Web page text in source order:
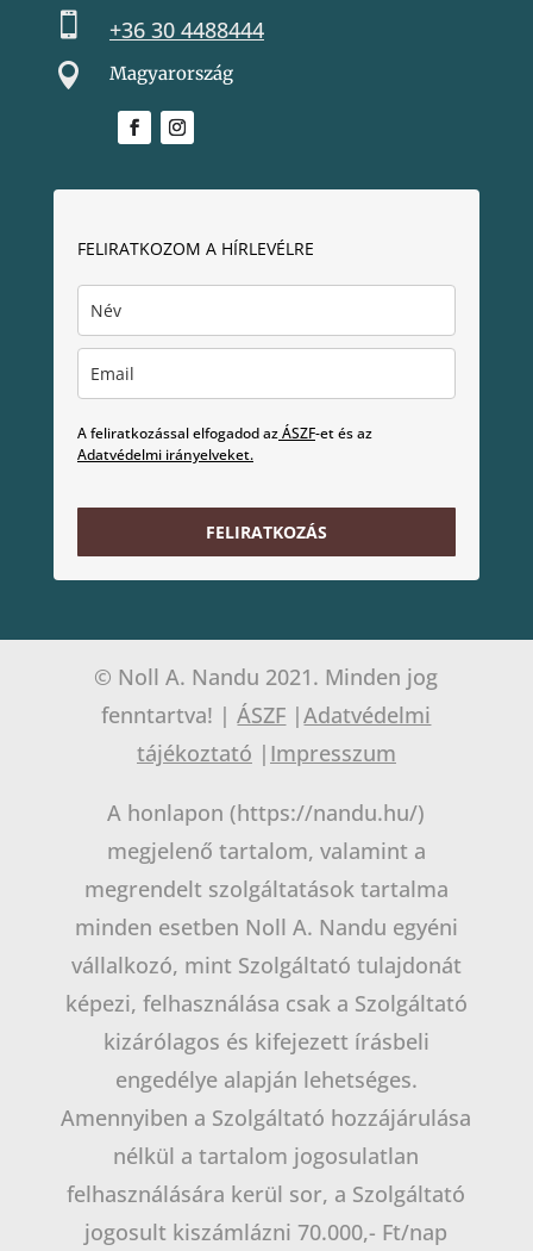
 +36 30 4488444
 Magyarország
FELIRATKOZOM A HÍRLEVÉLRE
A feliratkozással elfogadod azÁSZF-et és az
Adatvédelmi irányelveket.
FELIRATKOZÁS
© Noll A. Nandu 2021. Minden jog
fenntartva! |ÁSZF |Adatvédelmi
tájékoztató | Impresszum
A honlapon (https://nandu.hu/)
megjelenő tartalom, valamint a
megrendelt szolgáltatások tartalma
minden esetben Noll A. Nandu egyéni
vállalkozó, mint Szolgáltató tulajdonát
képezi, felhasználása csak a Szolgáltató
kizárólagos és kifejezett írásbeli
engedélye alapján lehetséges.
Amennyiben a Szolgáltató hozzájárulása
nélkül a tartalom jogosulatlan
felhasználására kerül sor, a Szolgáltató
jogosult kiszámlázni 70.000,- Ft/nap